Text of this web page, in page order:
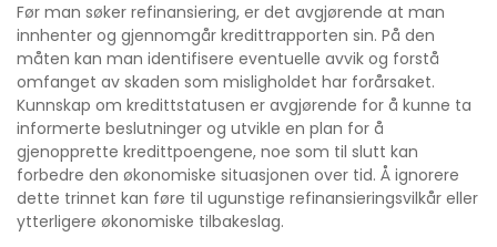
Før man søker refinansiering, er det avgjørende at man
innhenter og gjennomgår kredittrapporten sin. På den
måten kan man identifisere eventuelle avvik og forstå
omfanget av skaden som misligholdet har forårsaket.
Kunnskap om kredittstatusen er avgjørende for å kunne ta
informerte beslutninger og utvikle en plan for å
gjenopprette kredittpoengene, noe som til slutt kan
forbedre den økonomiske situasjonen over tid. Å ignorere
dette trinnet kan føre til ugunstige refinansieringsvilkår eller
ytterligere økonomiske tilbakeslag.